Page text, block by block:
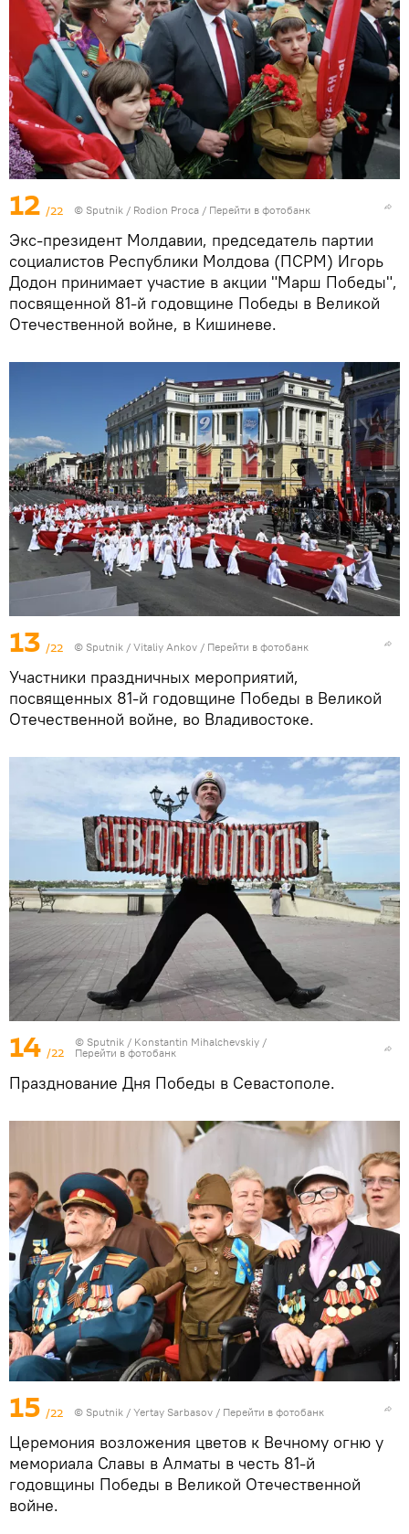
12 /22 © Sputnik / Rodion Proca / Перейти в фотобанк
Экс-президент Молдавии, председатель партии
социалистов Республики Молдова (ПСРМ) Игорь
Додон принимает участие в акции "Марш Победы",
посвященной 81-й годовщине Победы в Великой
Отечественной войне, в Кишиневе.
13 /22 © Sputnik / Vitaliy Ankov / Перейти в фотобанк
Участники праздничных мероприятий,
посвященных 81-й годовщине Победы в Великой
Отечественной войне, во Владивостоке.
14 /22
© Sputnik / Konstantin Mihalchevskiy /
Перейти в фотобанк
Празднование Дня Победы в Севастополе.
15 /22 © Sputnik / Yertay Sarbasov / Перейти в фотобанк
Церемония возложения цветов к Вечному огню у
мемориала Славы в Алматы в честь 81-й
годовщины Победы в Великой Отечественной
войне.